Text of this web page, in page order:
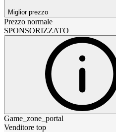
Miglior prezzo
Prezzo normale
SPONSORIZZATO
Game_zone_portal
Venditore top